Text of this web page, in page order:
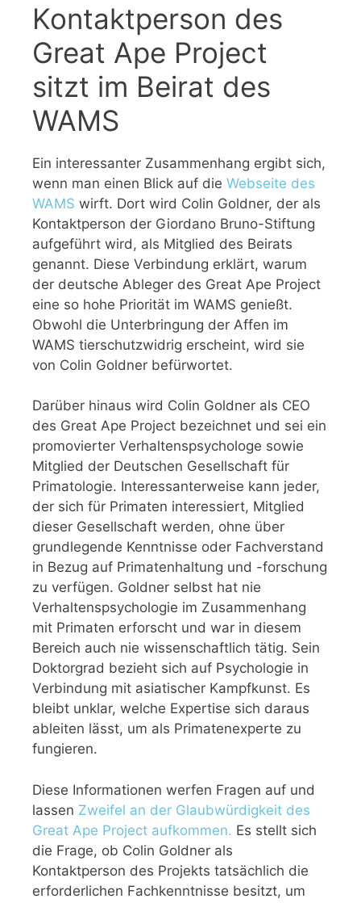
Kontaktperson des
Great Ape Project
sitzt im Beirat des
WAMS
Ein interessanter Zusammenhang ergibt sich,
wenn man einen Blick auf die Webseite des
WAMS wirft. Dort wird Colin Goldner, der als
Kontaktperson der Giordano Bruno-Stiftung
aufgeführt wird, als Mitglied des Beirats
genannt. Diese Verbindung erklärt, warum
der deutsche Ableger des Great Ape Project
eine so hohe Priorität im WAMS genießt.
Obwohl die Unterbringung der Affen im
WAMS tierschutzwidrig erscheint, wird sie
von Colin Goldner befürwortet.
Darüber hinaus wird Colin Goldner als CEO
des Great Ape Project bezeichnet und sei ein
promovierter Verhaltenspsychologe sowie
Mitglied der Deutschen Gesellschaft für
Primatologie. Interessanterweise kann jeder,
der sich für Primaten interessiert, Mitglied
dieser Gesellschaft werden, ohne über
grundlegende Kenntnisse oder Fachverstand
in Bezug auf Primatenhaltung und -forschung
zu verfügen. Goldner selbst hat nie
Verhaltenspsychologie im Zusammenhang
mit Primaten erforscht und war in diesem
Bereich auch nie wissenschaftlich tätig. Sein
Doktorgrad bezieht sich auf Psychologie in
Verbindung mit asiatischer Kampfkunst. Es
bleibt unklar, welche Expertise sich daraus
ableiten lässt, um als Primatenexperte zu
fungieren.
Diese Informationen werfen Fragen auf und
lassen Zweifel an der Glaubwürdigkeit des
Great Ape Project aufkommen. Es stellt sich
die Frage, ob Colin Goldner als
Kontaktperson des Projekts tatsächlich die
erforderlichen Fachkenntnisse besitzt, um